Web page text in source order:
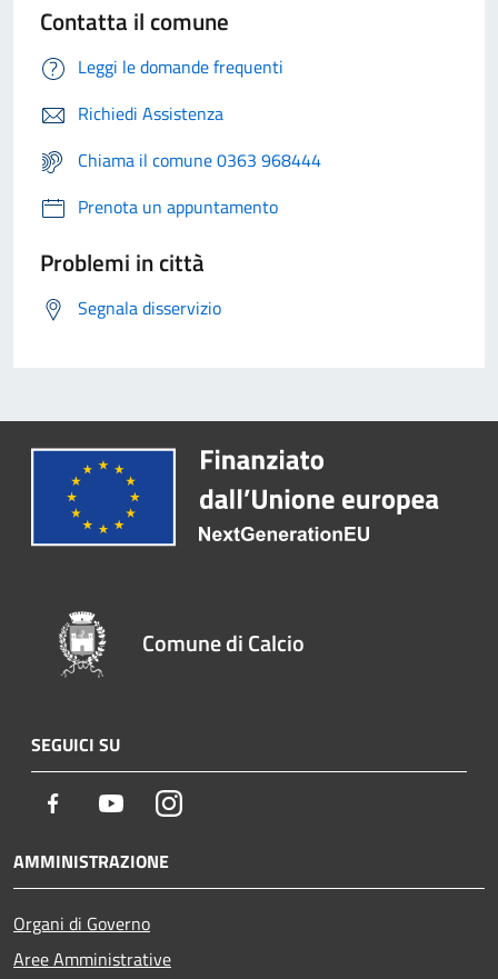
Contatta il comune
Leggi le domande frequenti
Richiedi Assistenza
Chiama il comune 0363 968444
Prenota un appuntamento
Problemi in città
Segnala disservizio
Comune di Calcio
SEGUICI SU
Facebook YoutubeInstagram
AMMINISTRAZIONE
Organi di Governo
Aree Amministrative